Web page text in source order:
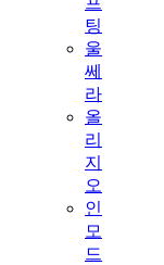
팅
울
쎄
라
올
리
지
오
인
모
드